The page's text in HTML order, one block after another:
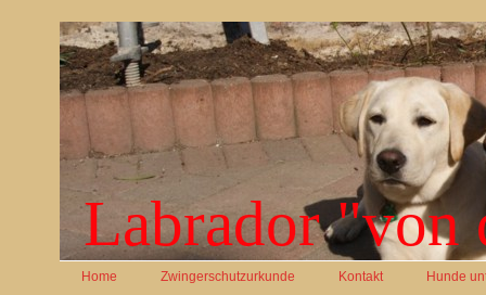
Labrador "von
Home Zwingerschutzurkunde Kontakt Hunde